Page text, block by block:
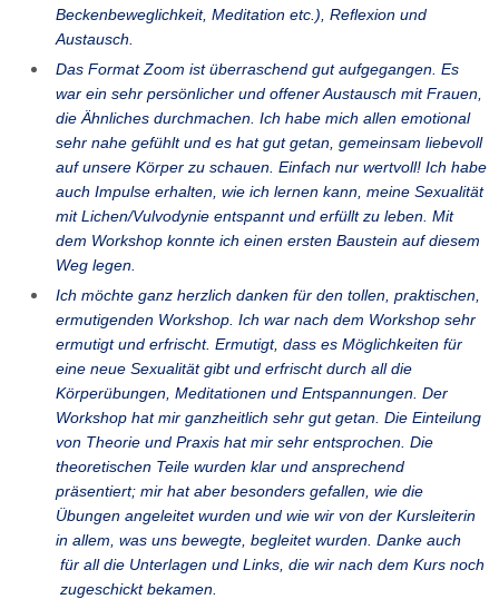
Beckenbeweglichkeit, Meditation etc.), Reflexion und
Austausch.
Das Format Zoom ist überraschend gut aufgegangen. Es
war ein sehr persönlicher und offener Austausch mit Frauen,
die Ähnliches durchmachen. Ich habe mich allen emotional
sehr nahe gefühlt und es hat gut getan, gemeinsam liebevoll
auf unsere Körper zu schauen. Einfach nur wertvoll! Ich habe
auch Impulse erhalten, wie ich lernen kann, meine Sexualität
mit Lichen/Vulvodynie entspannt und erfüllt zu leben. Mit
dem Workshop konnte ich einen ersten Baustein auf diesem
Weg legen.
Ich möchte ganz herzlich danken für den tollen, praktischen,
ermutigenden Workshop. Ich war nach dem Workshop sehr
ermutigt und erfrischt. Ermutigt, dass es Möglichkeiten für
eine neue Sexualität gibt und erfrischt durch all die
Körperübungen, Meditationen und Entspannungen. Der
Workshop hat mir ganzheitlich sehr gut getan. Die Einteilung
von Theorie und Praxis hat mir sehr entsprochen. Die
theoretischen Teile wurden klar und ansprechend
präsentiert; mir hat aber besonders gefallen, wie die
Übungen angeleitet wurden und wie wir von der Kursleiterin
in allem, was uns bewegte, begleitet wurden. Danke auch
für all die Unterlagen und Links, die wir nach dem Kurs noch
zugeschickt bekamen.